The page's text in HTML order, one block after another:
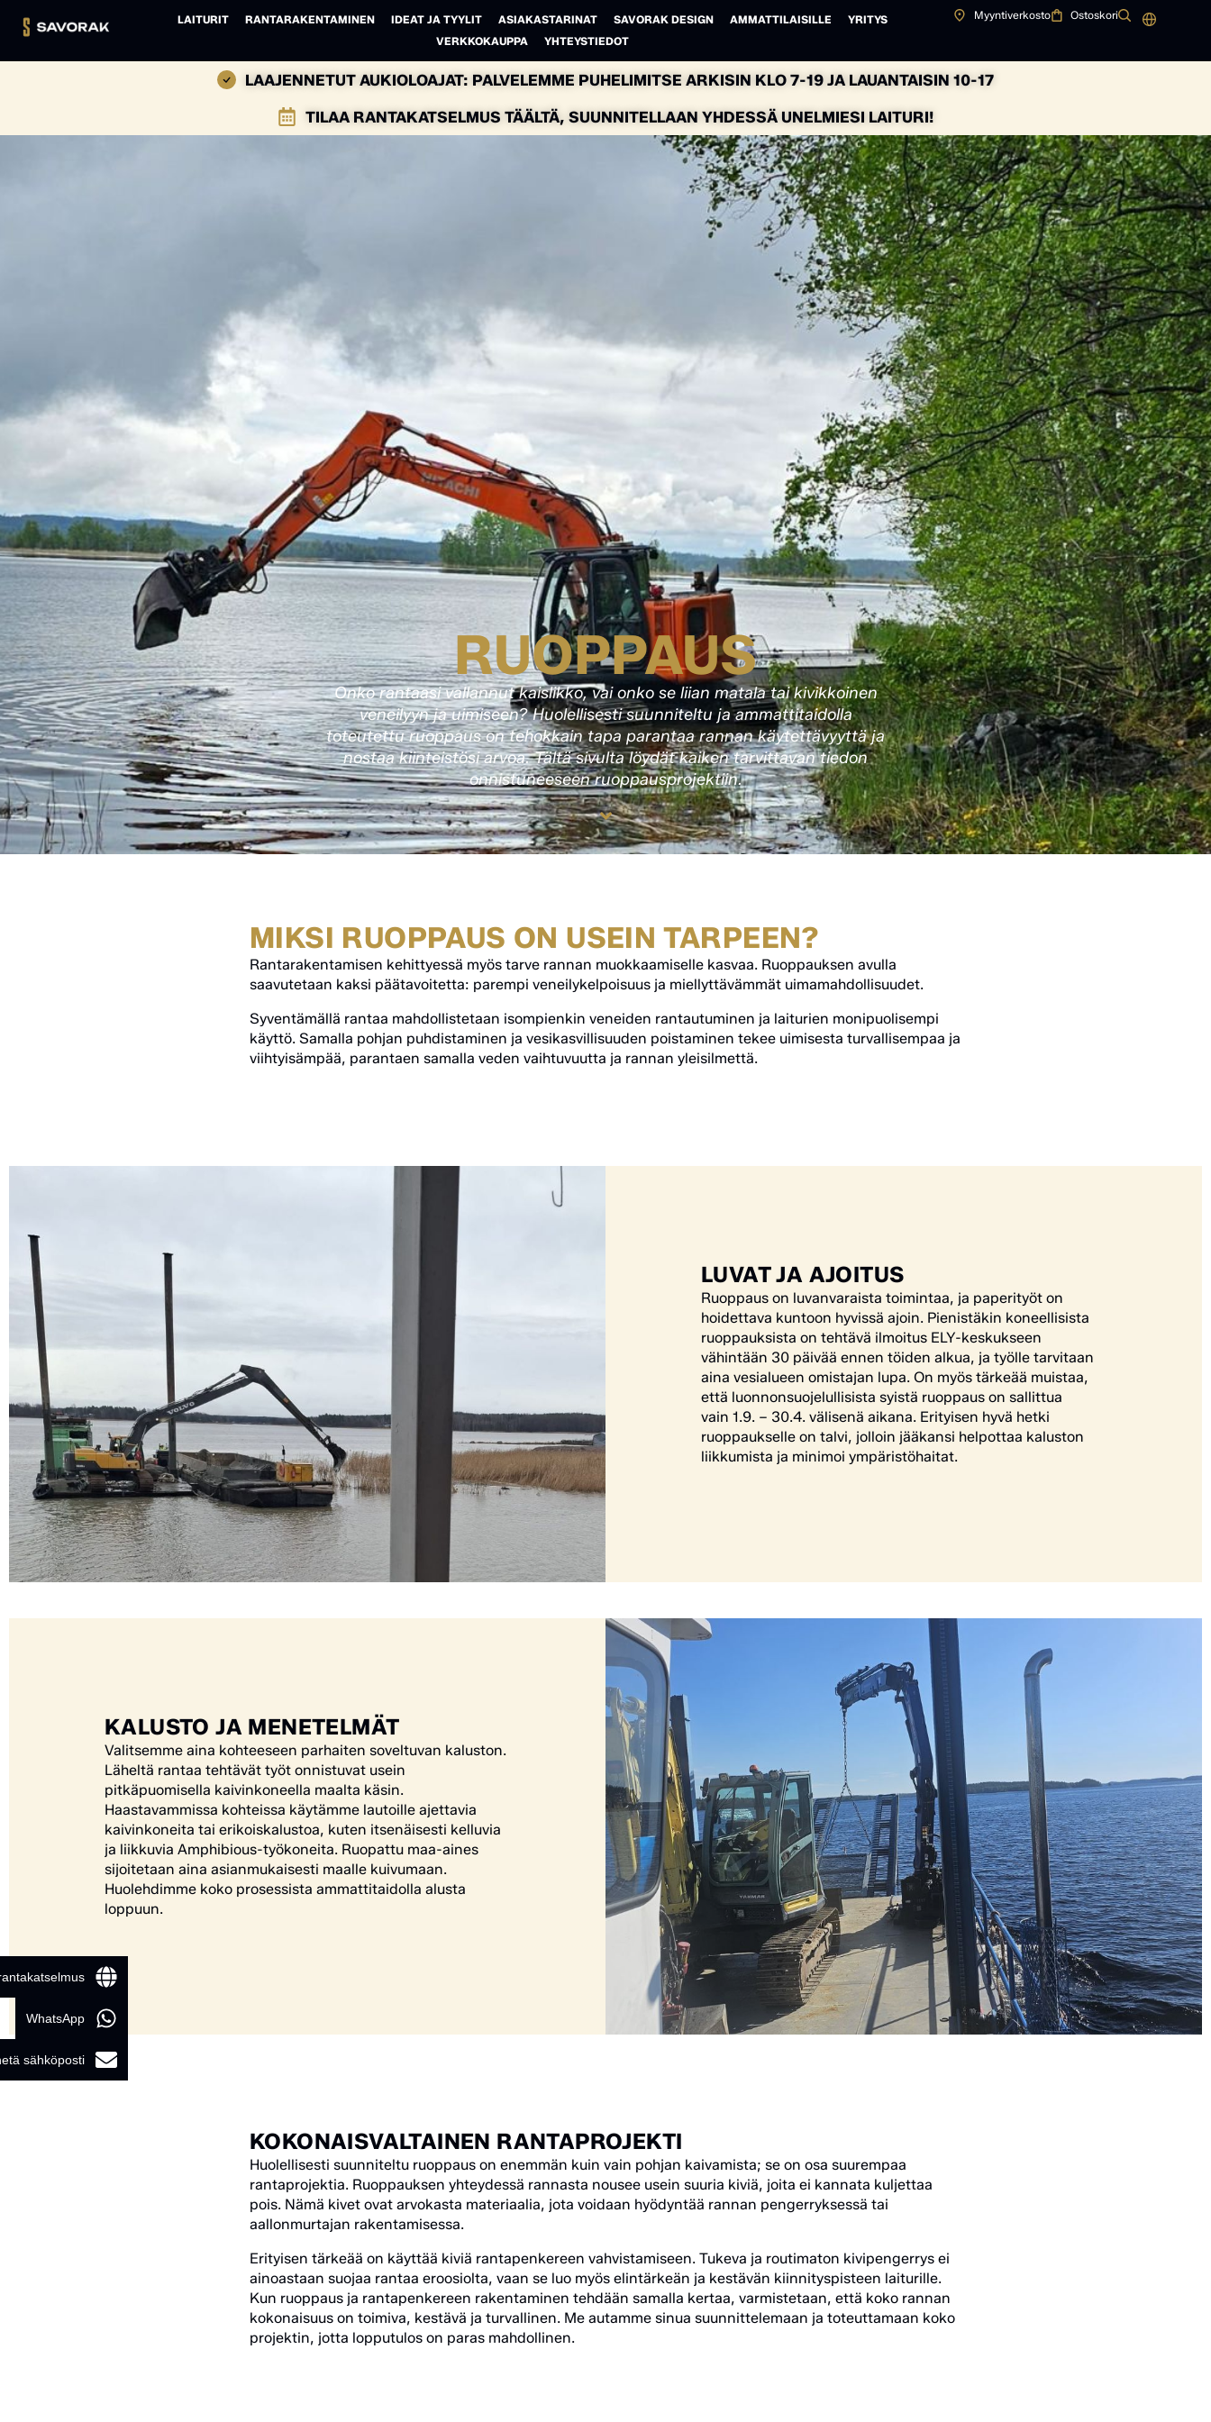
LAITURIT RANTARAKENTAMINEN IDEAT JA TYYLIT ASIAKASTARINAT SAVORAK DESIGN AMMATTILAISILLE
YRITYS
VERKKOKAUPPA
YHTEYSTIEDOT
Myyntiverkosto Ostoskori
LAAJENNETUT AUKIOLOAJAT: PALVELEMME PUHELIMITSE ARKISIN KLO 7-19 JA LAUANTAISIN 10-17
TILAA RANTAKATSELMUS TÄÄLTÄ, SUUNNITELLAAN YHDESSÄ UNELMIESI LAITURI!
RUOPPAUS
Onko rantaasi vallannut kaislikko, vai onko se liian matala tai kivikkoinen
veneilyyn ja uimiseen? Huolellisesti suunniteltu ja ammattitaidolla
toteutettu ruoppaus on tehokkain tapa parantaa rannan käytettävyyttä ja
nostaa kiinteistösi arvoa. Tältä sivulta löydät kaiken tarvittavan tiedon
onnistuneeseen ruoppausprojektiin.
MIKSI RUOPPAUS ON USEIN TARPEEN?
Rantarakentamisen kehittyessä myös tarve rannan muokkaamiselle kasvaa. Ruoppauksen avulla
saavutetaan kaksi päätavoitetta: parempi veneilykelpoisuus ja miellyttävämmät uimamahdollisuudet.
Syventämällä rantaa mahdollistetaan isompienkin veneiden rantautuminen ja laiturien monipuolisempi
käyttö. Samalla pohjan puhdistaminen ja vesikasvillisuuden poistaminen tekee uimisesta turvallisempaa ja
viihtyisämpää, parantaen samalla veden vaihtuvuutta ja rannan yleisilmettä.
LUVAT JA AJOITUS
Ruoppaus on luvanvaraista toimintaa, ja paperityöt on
hoidettava kuntoon hyvissä ajoin. Pienistäkin koneellisista
ruoppauksista on tehtävä ilmoitus ELY-keskukseen
vähintään 30 päivää ennen töiden alkua, ja työlle tarvitaan
aina vesialueen omistajan lupa. On myös tärkeää muistaa,
että luonnonsuojelullisista syistä ruoppaus on sallittua
vain 1.9. – 30.4. välisenä aikana.Erityisen hyvä hetki
ruoppaukselle on talvi, jolloin jääkansi helpottaa kaluston
liikkumista ja minimoi ympäristöhaitat.
KALUSTO JA MENETELMÄT
Valitsemme aina kohteeseen parhaiten soveltuvan kaluston.
Läheltä rantaa tehtävät työt onnistuvat usein
pitkäpuomisella kaivinkoneella maalta käsin.
Haastavammissa kohteissa käytämme lautoille ajettavia
kaivinkoneita tai erikoiskalustoa, kuten itsenäisesti kelluvia
ja liikkuvia Amphibious-työkoneita. Ruopattu maa-aines
sijoitetaan aina asianmukaisesti maalle kuivumaan.
Huolehdimme koko prosessista ammattitaidolla alusta
loppuun.
KOKONAISVALTAINEN RANTAPROJEKTI
Huolellisesti suunniteltu ruoppaus on enemmän kuin vain pohjan kaivamista; se on osa suurempaa
rantaprojektia. Ruoppauksen yhteydessä rannasta nousee usein suuria kiviä, joita ei kannata kuljettaa
pois. Nämä kivet ovat arvokasta materiaalia, jota voidaan hyödyntää rannan pengerryksessä tai
aallonmurtajan rakentamisessa.
Erityisen tärkeää on käyttää kiviä rantapenkereen vahvistamiseen. Tukeva ja routimaton kivipengerrys ei
ainoastaan suojaa rantaa eroosiolta, vaan se luo myös elintärkeän ja kestävän kiinnityspisteen laiturille.
Kun ruoppaus ja rantapenkereen rakentaminen tehdään samalla kertaa, varmistetaan, että koko rannan
kokonaisuus on toimiva, kestävä ja turvallinen. Me autamme sinua suunnittelemaan ja toteuttamaan koko
projektin, jotta lopputulos on paras mahdollinen.
WhatsApp
sähköposti